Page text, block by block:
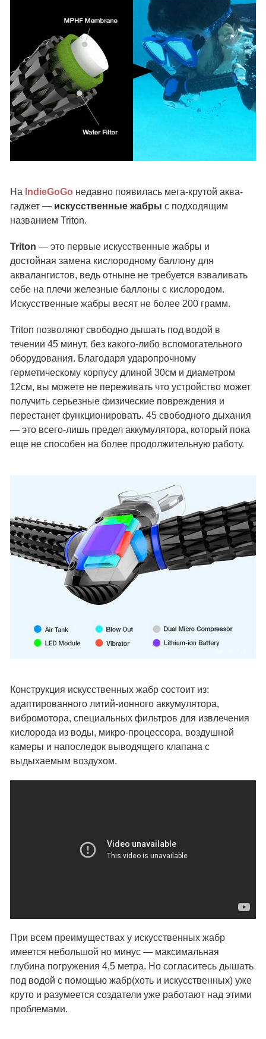
На IndieGoGo недавно появилась мега-крутой аква-
гаджет — искусственные жабры с подходящим
названием Triton.
Triton — это первые искусственные жабры и
достойная замена кислородному баллону для
аквалангистов, ведь отныне не требуется взваливать
себе на плечи железные баллоны с кислородом.
Искусственные жабры весят не более 200 грамм.
Triton позволяют свободно дышать под водой в
течении 45 минут, без какого-либо вспомогательного
оборудования. Благодаря ударопрочному
герметическому корпусу длиной 30см и диаметром
12см, вы можете не переживать что устройство может
получить серьезные физические повреждения и
перестанет функционировать. 45 свободного дыхания
— это всего-лишь предел аккумулятора, который пока
еще не способен на более продолжительную работу.
Конструкция искусственных жабр состоит из:
адаптированного литий-ионного аккумулятора,
вибромотора, специальных фильтров для извлечения
кислорода из воды, микро-процессора, воздушной
камеры и напоследок выводящего клапана с
выдыхаемым воздухом.
При всем преимуществах у искусственных жабр
имеется небольшой но минус — максимальная
глубина погружения 4,5 метра. Но согласитесь дышать
под водой с помощью жабр(хоть и искусственных) уже
круто и разумеется создатели уже работают над этими
проблемами.